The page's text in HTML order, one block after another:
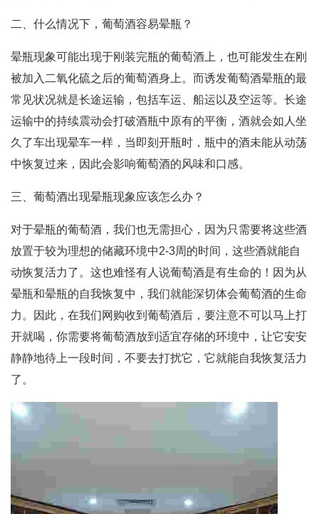
二、什么情况下，葡萄酒容易晕瓶？
晕瓶现象可能出现于刚装完瓶的葡萄酒上，也可能发生在刚
被加入二氧化硫之后的葡萄酒身上。而诱发葡萄酒晕瓶的最
常见状况就是长途运输，包括车运、船运以及空运等。长途
运输中的持续震动会打破酒瓶中原有的平衡，酒就会如人坐
久了车出现晕车一样，当即刻开瓶时，瓶中的酒未能从动荡
中恢复过来，因此会影响葡萄酒的风味和口感。
三、葡萄酒出现晕瓶现象应该怎么办？
对于晕瓶的葡萄酒，我们也无需担心，因为只需要将这些酒
放置于较为理想的储藏环境中2-3周的时间，这些酒就能自
动恢复活力了。这也难怪有人说葡萄酒是有生命的！因为从
晕瓶和晕瓶的自我恢复中，我们就能深切体会葡萄酒的生命
力。因此，在我们网购收到葡萄酒后，要注意不可以马上打
开就喝，你需要将葡萄酒放到适宜存储的环境中，让它安安
静静地待上一段时间，不要去打扰它，它就能自我恢复活力
了。